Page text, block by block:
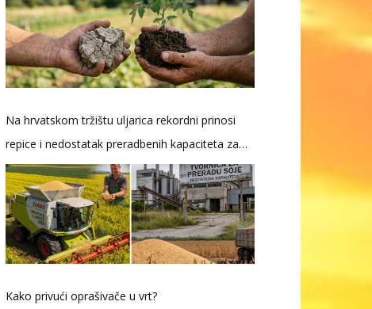
Na hrvatskom tržištu uljarica rekordni prinosi
repice i nedostatak preradbenih kapaciteta za
soju
Kako privući oprašivače u vrt?